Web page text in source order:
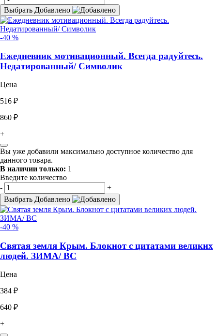
Выбрать Добавлено
-40 %
Ежедневник мотивационный. Всегда радуйтесь.
Недатированный/ Символик
Цена
516 ₽
860 ₽
+
Вы уже добавили максимально доступное количество для
данного товара.
В наличии только: 1
Введите количество
-
+
Выбрать Добавлено
-40 %
Святая земля Крым. Блокнот с цитатами великих
людей. ЗИМА/ ВС
Цена
384 ₽
640 ₽
+